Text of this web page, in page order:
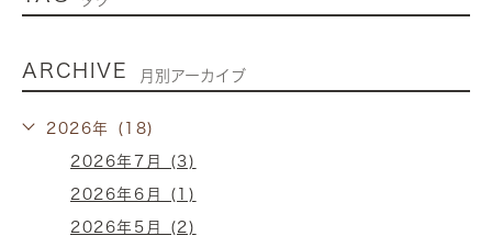
ARCHIVE 月別アーカイブ
2026年 (18)
2026年7月 (3)
2026年6月 (1)
2026年5月 (2)